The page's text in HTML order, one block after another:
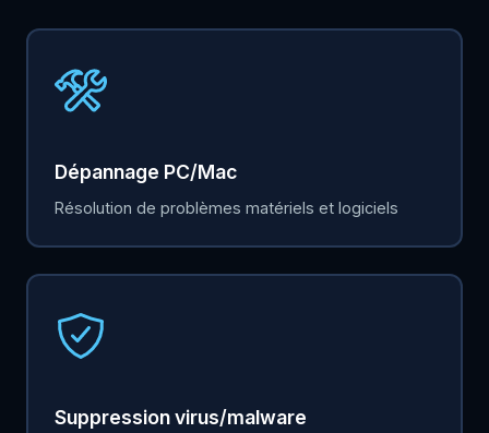
Dépannage PC/Mac
Résolution de problèmes matériels et logiciels
Suppression virus/malware